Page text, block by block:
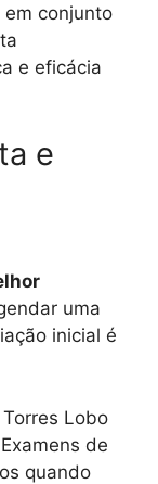
conjunto
e eficácia
e
uma
inicial é
Lobo
de
quando